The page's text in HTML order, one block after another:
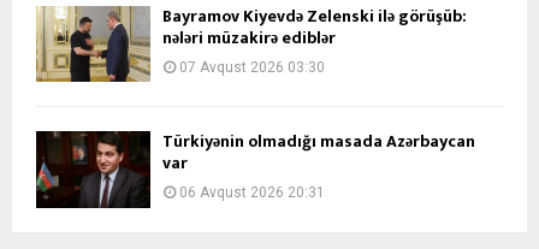
Bayramov Kiyevdə Zelenski ilə görüşüb:
nələri müzakirə ediblər
07 Avqust 2026 03:30
Türkiyənin olmadığı masada Azərbaycan
var
06 Avqust 2026 20:31